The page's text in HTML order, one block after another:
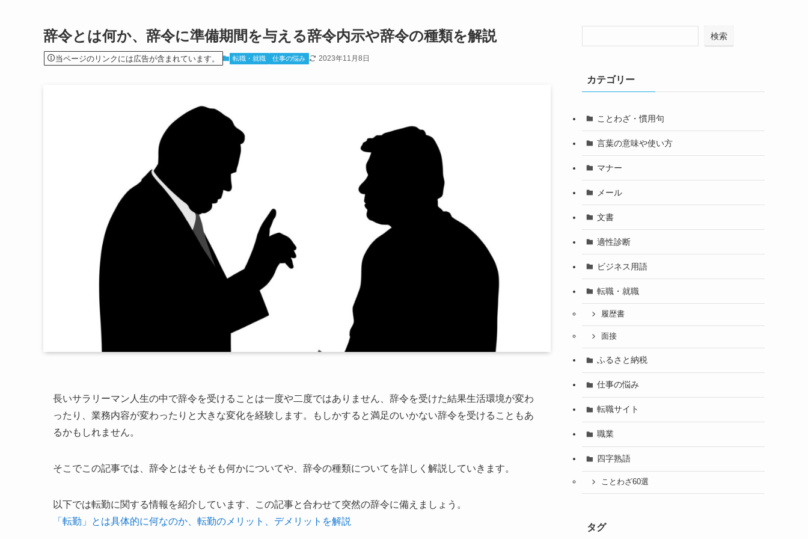
辞令とは何か、辞令に準備期間を与える辞令内示や辞令の種類を解説
当ページのリンクには広告が含まれています。 転職・就職 仕事の悩み 2023年11月8日
長いサラリーマン人生の中で辞令を受けることは一度や二度ではありません、辞令を受けた結果生活環境が変わ
ったり、業務内容が変わったりと大きな変化を経験します。もしかすると満足のいかない辞令を受けることもあ
るかもしれません。
そこでこの記事では、辞令とはそもそも何かについてや、辞令の種類についてを詳しく解説していきます。
以下では転勤に関する情報を紹介しています、この記事と合わせて突然の辞令に備えましょう。
「転勤」とは具体的に何なのか、転勤のメリット、デメリットを解説
検索
カテゴリー
ことわざ・慣用句
言葉の意味や使い方
マナー
メール
文書
適性診断
ビジネス用語
転職・就職
履歴書
面接
ふるさと納税
仕事の悩み
転職サイト
職業
四字熟語
ことわざ60選
タグ